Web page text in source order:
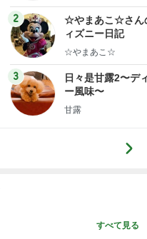
ログ
2
☆やまあこ☆さん
ィズニー日記
☆やまあこ☆
3
日々是甘露2〜デ
ー風味〜
甘露
すべて見る